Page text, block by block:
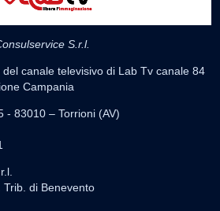
S.r.l.
canale televisivo di Lab Tv canale 84
Campania
- 83010 – Torrioni (AV)
Trib. di Benevento